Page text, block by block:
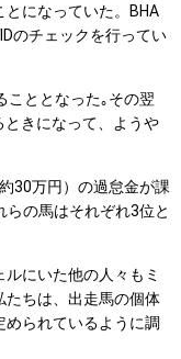
とになっていた。BHA
のチェックを行ってい
ととなった｡その翌
ときになって、ようや
30万円）の過怠金が課
の馬はそれぞれ3位と
にいた他の人々もミ
たちは、出走馬の個体
られているように調